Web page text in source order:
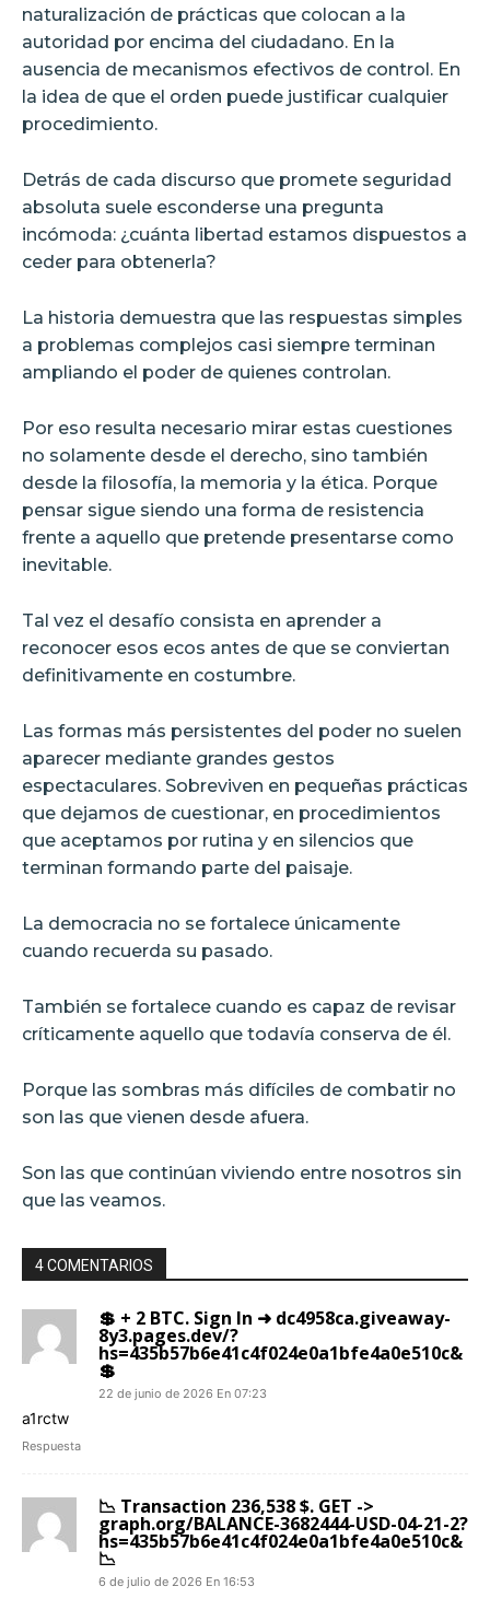
naturalización de prácticas que colocan a la
autoridad por encima del ciudadano. En la
ausencia de mecanismos efectivos de control. En
la idea de que el orden puede justificar cualquier
procedimiento.
Detrás de cada discurso que promete seguridad
absoluta suele esconderse una pregunta
incómoda: ¿cuánta libertad estamos dispuestos a
ceder para obtenerla?
La historia demuestra que las respuestas simples
a problemas complejos casi siempre terminan
ampliando el poder de quienes controlan.
Por eso resulta necesario mirar estas cuestiones
no solamente desde el derecho, sino también
desde la filosofía, la memoria y la ética. Porque
pensar sigue siendo una forma de resistencia
frente a aquello que pretende presentarse como
inevitable.
Tal vez el desafío consista en aprender a
reconocer esos ecos antes de que se conviertan
definitivamente en costumbre.
Las formas más persistentes del poder no suelen
aparecer mediante grandes gestos
espectaculares. Sobreviven en pequeñas prácticas
que dejamos de cuestionar, en procedimientos
que aceptamos por rutina y en silencios que
terminan formando parte del paisaje.
La democracia no se fortalece únicamente
cuando recuerda su pasado.
También se fortalece cuando es capaz de revisar
críticamente aquello que todavía conserva de él.
Porque las sombras más difíciles de combatir no
son las que vienen desde afuera.
Son las que continúan viviendo entre nosotros sin
que las veamos.
4 COMENTARIOS
💲 + 2 BTC. Sign In ➜ dc4958ca.giveaway-
8y3.pages.dev/?
hs=435b57b6e41c4f024e0a1bfe4a0e510c&
💲
22 de junio de 2026 En 07:23
a1rctw
Respuesta
📉 Transaction 236,538 $. GET ->
graph.org/BALANCE-3682444-USD-04-21-2?
hs=435b57b6e41c4f024e0a1bfe4a0e510c&
📉
6 de julio de 2026 En 16:53